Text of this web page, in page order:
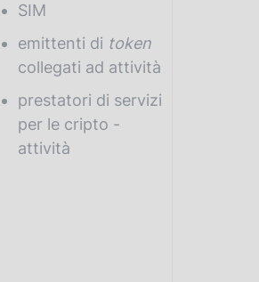
SIM
emittenti di token
collegati ad attività
prestatori di servizi
per le cripto -
attività